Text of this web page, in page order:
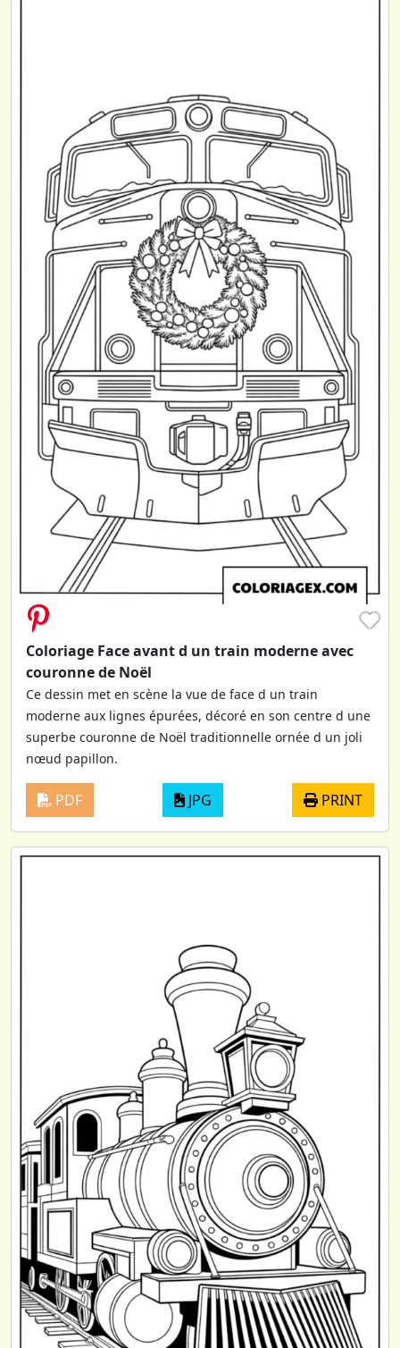
♥
Coloriage Face avant d un train moderne avec
couronne de Noël
Ce dessin met en scène la vue de face d un train
moderne aux lignes épurées, décoré en son centre d une
superbe couronne de Noël traditionnelle ornée d un joli
nœud papillon.
PDF JPG PRINT